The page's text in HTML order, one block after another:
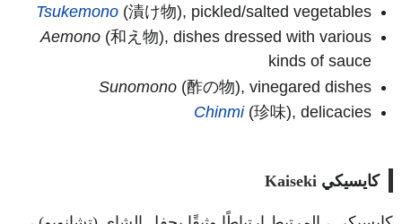
Tsukemono (漬け物), pickled/salted vegetables
Aemono (和え物), dishes dressed with various
kinds of sauce
Sunomono (酢の物), vinegared dishes
Chinmi(珍味), delicacies
كايسيكي Kaiseki